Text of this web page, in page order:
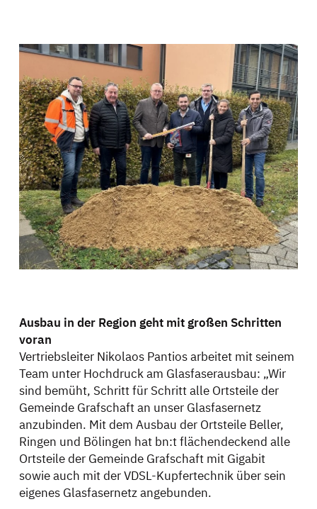
Ausbau in der Region geht mit großen Schritten
voran
Vertriebsleiter Nikolaos Pantios arbeitet mit seinem
Team unter Hochdruck am Glasfaserausbau: „Wir
sind bemüht, Schritt für Schritt alle Ortsteile der
Gemeinde Grafschaft an unser Glasfasernetz
anzubinden. Mit dem Ausbau der Ortsteile Beller,
Ringen und Bölingen hat bn:t flächendeckend alle
Ortsteile der Gemeinde Grafschaft mit Gigabit
sowie auch mit der VDSL-Kupfertechnik über sein
eigenes Glasfasernetz angebunden.